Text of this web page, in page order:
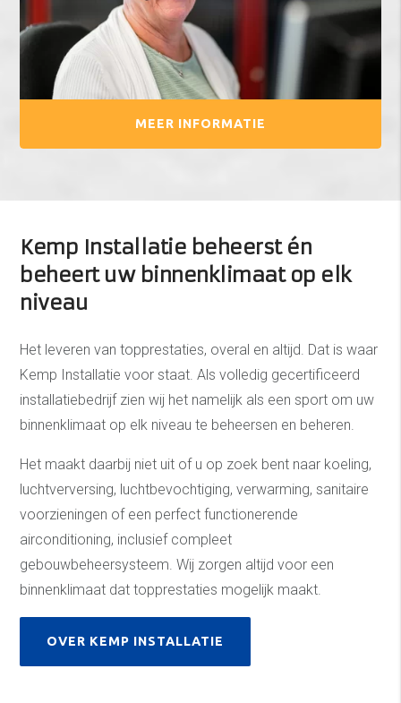
MEER INFORMATIE
Kemp Installatie beheerst én
beheert uw binnenklimaat op elk
niveau
Het leveren van topprestaties, overal en altijd. Dat is waar
Kemp Installatie voor staat. Als volledig gecertificeerd
installatiebedrijf zien wij het namelijk als een sport om uw
binnenklimaat op elk niveau te beheersen en beheren.
Het maakt daarbij niet uit of u op zoek bent naar koeling,
luchtverversing, luchtbevochtiging, verwarming, sanitaire
voorzieningen of een perfect functionerende
airconditioning, inclusief compleet
gebouwbeheersysteem. Wij zorgen altijd voor een
binnenklimaat dat topprestaties mogelijk maakt.
OVER KEMP INSTALLATIE